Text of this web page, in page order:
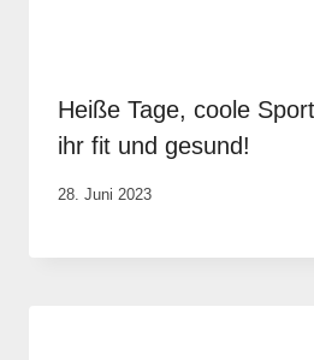
Heiße Tage, coole
ihr fit und gesund!
Von
Portwich
28. Juni 2023